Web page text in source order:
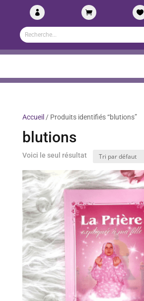
  
Accueil / Produits identifiés “blutions”
blutions
Voici le seul résultat